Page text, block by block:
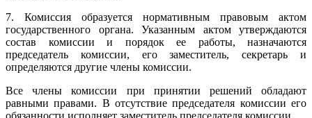
7. Комиссия образуется нормативным правовым актом
государственного органа. Указанным актом утверждаются
состав комиссии и порядок ее работы, назначаются
председатель комиссии, его заместитель, секретарь и
определяются другие члены комиссии.
Все члены комиссии при принятии решений обладают
равными правами. В отсутствие председателя комиссии его
обязанности исполняет заместитель председателя комиссии.